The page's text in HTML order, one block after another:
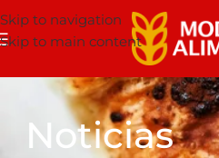
Skip to navigation
Skip to main content
Noticias